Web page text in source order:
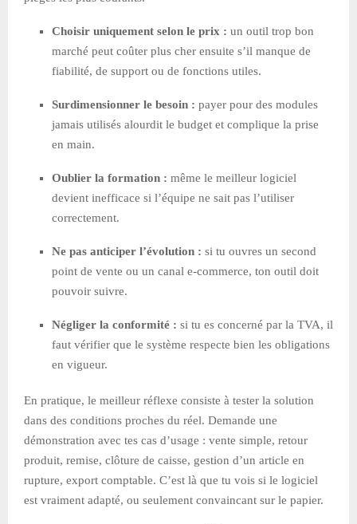
Choisir uniquement selon le prix : un outil trop bon
marché peut coûter plus cher ensuite s’il manque de
fiabilité, de support ou de fonctions utiles.
Surdimensionner le besoin : payer pour des modules
jamais utilisés alourdit le budget et complique la prise
en main.
Oublier la formation : même le meilleur logiciel
devient inefficace si l’équipe ne sait pas l’utiliser
correctement.
Ne pas anticiper l’évolution : si tu ouvres un second
point de vente ou un canal e-commerce, ton outil doit
pouvoir suivre.
Négliger la conformité : si tu es concerné par la TVA, il
faut vérifier que le système respecte bien les obligations
en vigueur.
En pratique, le meilleur réflexe consiste à tester la solution
dans des conditions proches du réel. Demande une
démonstration avec tes cas d’usage : vente simple, retour
produit, remise, clôture de caisse, gestion d’un article en
rupture, export comptable. C’est là que tu vois si le logiciel
est vraiment adapté, ou seulement convaincant sur le papier.